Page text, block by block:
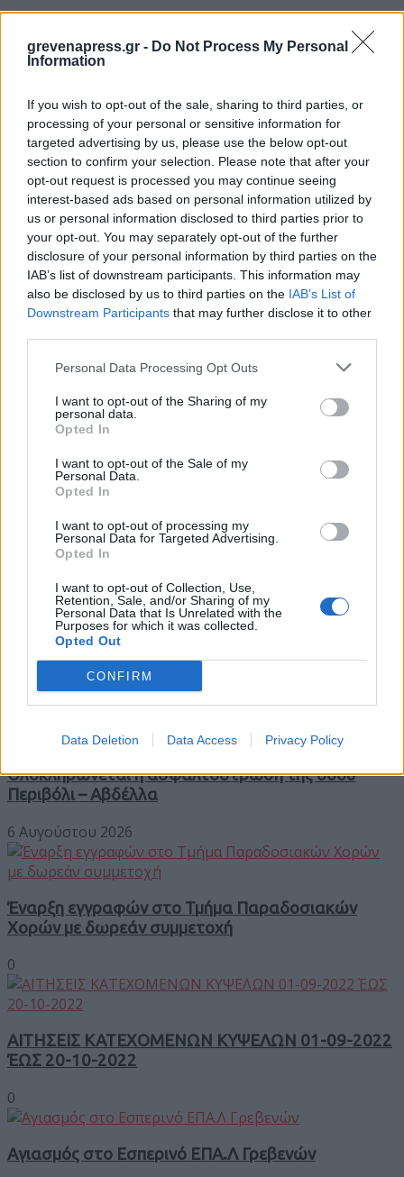
grevenapress.gr - Do Not Process My Personal
Information
If you wish to opt-out of the sale, sharing to third parties, or
processing of your personal or sensitive information for
targeted advertising by us, please use the below opt-out
section to confirm your selection. Please note that after your
opt-out request is processed you may continue seeing
interest-based ads based on personal information utilized by
us or personal information disclosed to third parties prior to
your opt-out. You may separately opt-out of the further
disclosure of your personal information by third parties on the
IAB’s list of downstream participants. This information may
also be disclosed by us to third parties on the IAB’s List of
Downstream Participants that may further disclose it to other
Personal Data Processing Opt Outs
I want to opt-out of the Sharing of my
personal data.
Opted In
I want to opt-out of the Sale of my
Personal Data.
Opted In
I want to opt-out of processing my
Personal Data for Targeted Advertising.
Opted In
I want to opt-out of Collection, Use,
Retention, Sale, and/or Sharing of my
Personal Data that Is Unrelated with the
Purposes for which it was collected.
Opted Out
CONFIRM
Data Deletion Data Access Privacy Policy
ΔΗΜΟΦΙΛΗ
ΤΕΛΕΥΤΑΙΑ
Περιφέρεια Δυτικής Μακεδονίας: Υπογράφηκε η
προγραμματική σύμβαση για την ανακαίνιση του
κτιρίου της Στέγης Ανηλίκων Κοζάνης
4 Αυγούστου 2026
Περιφέρεια Δυτικής Μακεδονίας: Εντάχθηκε το
άρδευσης και ύδρευσης στην Πεντάβρυσο
Καστοριάς
5 Αυγούστου 2026
Οι ΜΥΛΟΙ ΓΡΕΒΕΝΩΝ ΓΙΑΝΝΑΚΟΠΟΥΛΟΣ Α.Ε.
ανακοινώνουν την τιμή αγοράς στο Μαλακό Σιτάρι
εσοδείας 2026
30 Ιουλίου 2026
Ολοκληρώνεται η ασφαλτόστρωση της οδού
Περιβόλι – Αβδέλλα
6 Αυγούστου 2026
Έναρξη εγγραφών στο Τμήμα Παραδοσιακών
Χορών με δωρεάν συμμετοχή
0
ΑΙΤΗΣΕΙΣ ΚΑΤΕΧΟΜΕΝΩΝ ΚΥΨΕΛΩΝ 01-09-2022
ΈΩΣ 20-10-2022
0
Αγιασμός στο Εσπερινό ΕΠΑ.Λ Γρεβενών